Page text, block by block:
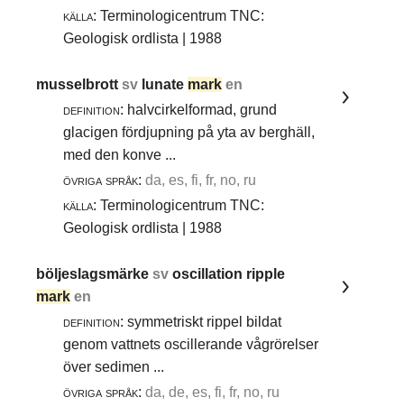
källa: Terminologicentrum TNC:
Geologisk ordlista | 1988
musselbrottsv lunate mark en
definition: halvcirkelformad, grund
glacigen fördjupning på yta av berghäll,
med den konve ...
övriga språk: da, es, fi, fr, no, ru
källa: Terminologicentrum TNC:
Geologisk ordlista | 1988
böljeslagsmärkesvoscillation ripple
mark en
definition: symmetriskt rippel bildat
genom vattnets oscillerande vågrörelser
över sedimen ...
övriga språk: da, de, es, fi, fr, no, ru